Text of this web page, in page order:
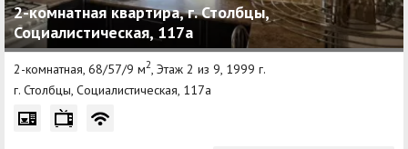
2-комнатная квартира, г. Столбцы,
Социалистическая, 117а
2-комнатная, 68/57/9 м2 , Этаж 2 из 9, 1999 г.
г. Столбцы, Социалистическая, 117а